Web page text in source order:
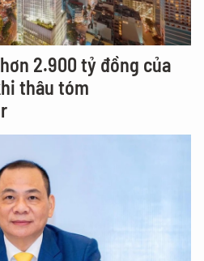
2.900 tỷ đồng của
thâu tóm